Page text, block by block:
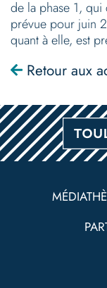
de la phase 1,
prévue pour juin
quant à elle, est
Retour aux